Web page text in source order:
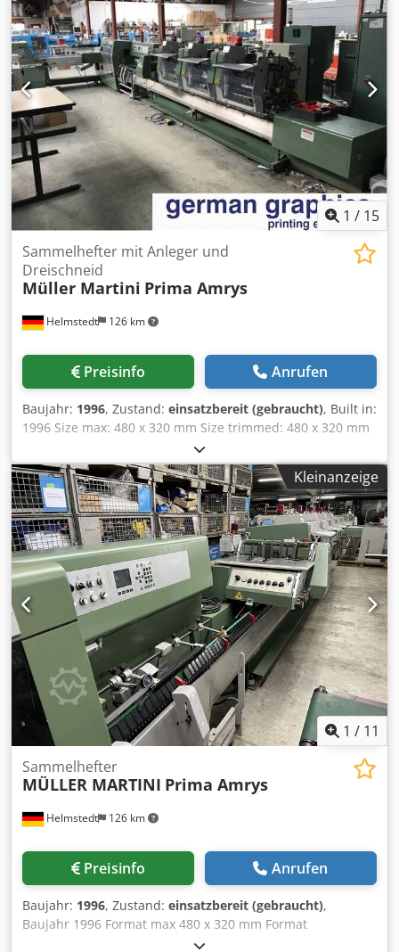
1 / 15
Helmstedt 126 km
Sammelhefter mit Anleger und
Dreischneid
Müller Martini Prima Amrys
Preisinfo Anrufen
Baujahr: 1996, Zustand: einsatzbereit (gebraucht), Built in:
1996 Size max: 480 x 320 mm Size trimmed: 480 x 320 mm
Crjded N D Ntspfx An Uof min 153 x 108 mm Size trimmed:
max 475 x 300 mm min 148 x 105 mm Product thickness:
max 13 mm Speed: max 13.000 c/h Number of heads: max
6 Equipment: gathering chain & feeder three knife trimmer
Kleinanzeige
1 / 11
Helmstedt 126 km
Sammelhefter
MÜLLER MARTINI Prima Amrys
Preisinfo Anrufen
Baujahr: 1996, Zustand: einsatzbereit (gebraucht),
Baujahr 1996 Format max 480 x 320 mm Format
unbeschnitten max 480 x 320 mm Csdpfx Aneizi Ivs Uorf